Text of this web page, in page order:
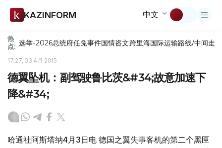
KAZINFORM 中文
热
点: 选举-2026总统府任免事件国情咨文跨里海国际运输路线/中间走廊
17:27, 03 4月 2015
德翼坠机：副驾驶鲁比茨&#34;故意加速下
降&#34;
哈通社阿斯塔纳4月3日电 德国之翼失事客机的第二个黑匣